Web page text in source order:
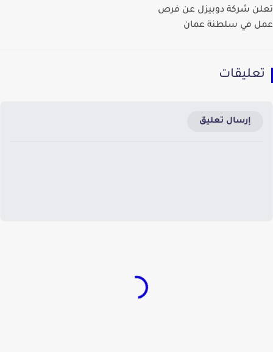
تعلن شركة دوبيزل عن فرص
عمل في سلطنة عمان
تعليقات
إرسال تعليق